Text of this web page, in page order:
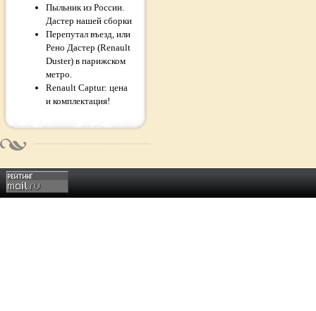
Пыльник из России.
Дастер нашей сборки
Перепутал въезд, или
Рено Дастер (Renault
Duster) в парижском
метро.
Renault Captur: цена
и комплектация!